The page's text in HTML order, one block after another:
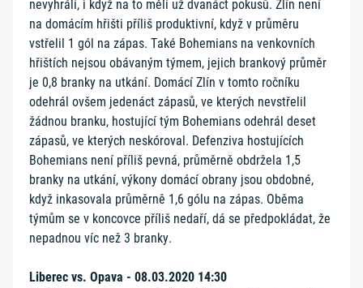
nevyhráli, i když na to měli už dvanáct pokusů. Zlín není
na domácím hřišti příliš produktivní, když v průměru
vstřelil 1 gól na zápas. Také Bohemians na venkovních
hřištích nejsou obávaným týmem, jejich brankový průměr
je 0,8 branky na utkání. Domácí Zlín v tomto ročníku
odehrál ovšem jedenáct zápasů, ve kterých nevstřelil
žádnou branku, hostující tým Bohemians odehrál deset
zápasů, ve kterých neskóroval. Defenziva hostujících
Bohemians není příliš pevná, průměrně obdržela 1,5
branky na utkání, výkony domácí obrany jsou obdobné,
když inkasovala průměrně 1,6 gólu na zápas. Oběma
týmům se v koncovce příliš nedaří, dá se předpokládat, že
nepadnou víc než 3 branky.
Liberec vs. Opava - 08.03.2020 14:30